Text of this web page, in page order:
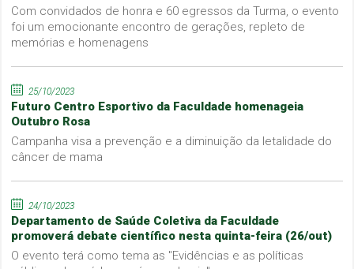
Com convidados de honra e 60 egressos da Turma, o evento
foi um emocionante encontro de gerações, repleto de
memórias e homenagens
25/10/2023
Futuro Centro Esportivo da Faculdade homenageia
Outubro Rosa
Campanha visa a prevenção e a diminuição da letalidade do
câncer de mama
24/10/2023
Departamento de Saúde Coletiva da Faculdade
promoverá debate científico nesta quinta-feira (26/out)
O evento terá como tema as "Evidências e as políticas